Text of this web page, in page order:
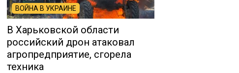
ВОЙНА В УКРАИНЕ
В Харьковской области
российский дрон атаковал
агропредприятие, сгорела
техника